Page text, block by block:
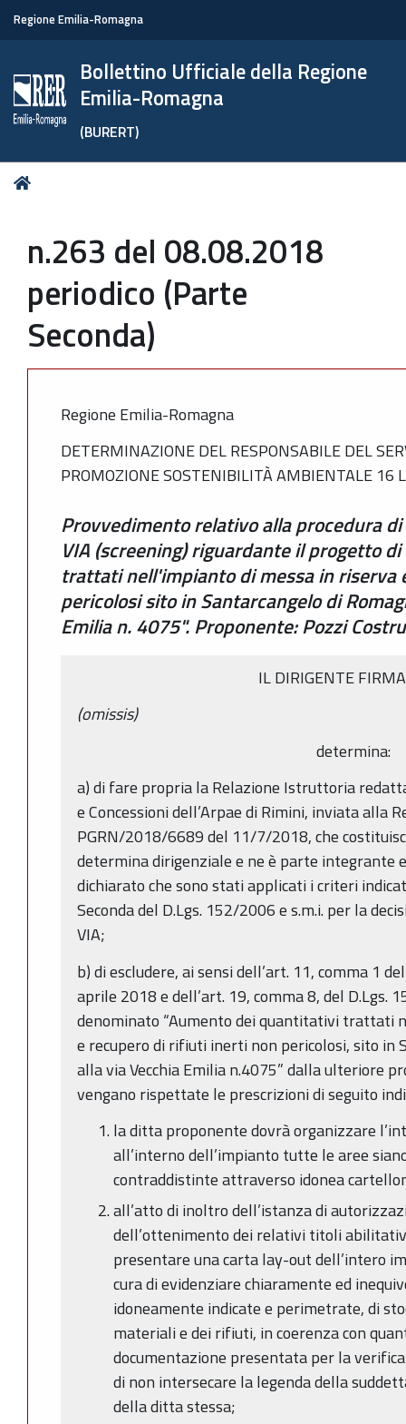
Regione Emilia-Romagna
Bollettino Ufficiale della Regione
Emilia-Romagna
(BURERT)
Tu
n.263 del 08.08.2018
periodico (Parte
Seconda)
Regione Emilia-Romagna
DETERMINAZIONE DEL RESPONSABILE DEL
PROMOZIONE SOSTENIBILITÀ AMBIENTALE 16
Provvedimento relativo alla procedura
VIA (screening) riguardante il progetto
trattati nell'impianto di messa in
pericolosi sito in Santarcangelo di
Emilia n. 4075". Proponente: Pozzi
IL DIRIGENTE
(omissis)
determina:
a) di fare propria la Relazione Istruttoria
e Concessioni dell’Arpae di Rimini, inviata alla
PGRN/2018/6689 del 11/7/2018, che
determina dirigenziale e ne è parte integrante
dichiarato che sono stati applicati i criteri
Seconda del D.Lgs. 152/2006 e s.m.i. per la
VIA;
b) di escludere, ai sensi dell’art. 11, comma 1
aprile 2018 e dell’art. 19, comma 8, del D.Lgs.
denominato “Aumento dei quantitativi trattati
e recupero di rifiuti inerti non pericolosi, sito in
alla via Vecchia Emilia n.4075” dalla ulteriore
vengano rispettate le prescrizioni di seguito
la ditta proponente dovrà organizzare
all’interno dell’impianto tutte le aree
contraddistinte attraverso idonea
all’atto di inoltro dell’istanza di
dell’ottenimento dei relativi titoli
presentare una carta lay-out dell’intero
cura di evidenziare chiaramente ed
idoneamente indicate e perimetrate, di
materiali e dei rifiuti, in coerenza con
documentazione presentata per la
di non intersecare la legenda della
della ditta stessa;